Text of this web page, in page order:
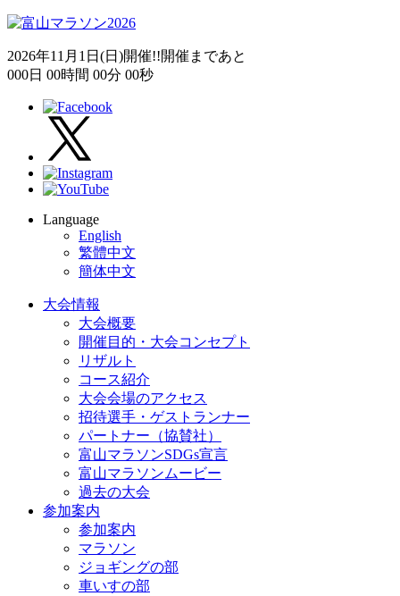
2026年11月1日(日)開催!!開催まであと
000日 00時間 00分 00秒
Language
English
繁體中文
簡体中文
大会情報
大会概要
開催目的・大会コンセプト
リザルト
コース紹介
大会会場のアクセス
招待選手・ゲストランナー
パートナー（協賛社）
富山マラソンSDGs宣言
富山マラソンムービー
過去の大会
参加案内
参加案内
マラソン
ジョギングの部
車いすの部